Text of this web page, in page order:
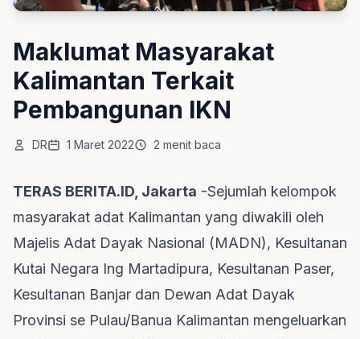
Maklumat Masyarakat
Kalimantan Terkait
Pembangunan IKN
DR 1 Maret 2022 2 menit baca
TERAS BERITA.ID, Jakarta -Sejumlah kelompok
masyarakat adat Kalimantan yang diwakili oleh
Majelis Adat Dayak Nasional (MADN), Kesultanan
Kutai Negara Ing Martadipura, Kesultanan Paser,
Kesultanan Banjar dan Dewan Adat Dayak
Provinsi se Pulau/Banua Kalimantan mengeluarkan